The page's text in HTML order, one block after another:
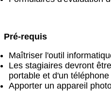
Pré-requis
Maîtriser l'outil
Les stagiaires devront
portable et d'un téléphone
Apporter un appareil